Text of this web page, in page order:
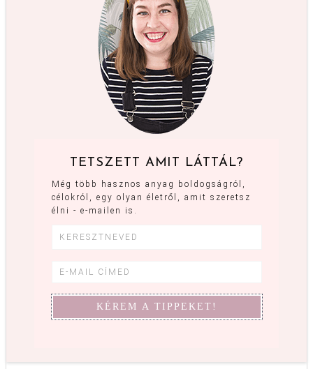
TETSZETT AMIT LÁTTÁL?
Még több hasznos anyag boldogságról,
célokról, egy olyan életről, amit szeretsz
élni - e-mailen is.